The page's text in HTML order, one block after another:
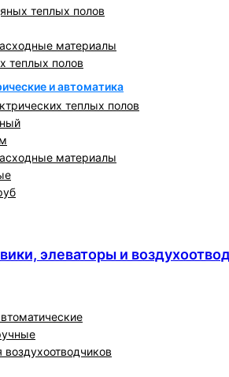
теплых полов
материалы
теплых полов
и автоматика
теплых полов
материалы
элеваторы и